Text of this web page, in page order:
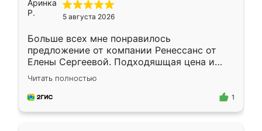
5 августа 2026
Больше всех мне понравилось
предложение от компании Ренессанс от
Елены Сергеевой. Подходяшщая цена и
короткие сроки изготовления. Приехавший
для замера сотрудник Владислав
предложил по моему эскизу самый
Читать полностью
1